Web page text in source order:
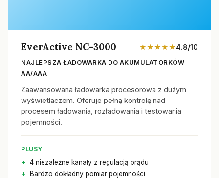
EverActive NC-3000 ★★★★★4.8/10
NAJLEPSZA ŁADOWARKA DO AKUMULATORKÓW
AA/AAA
Zaawansowana ładowarka procesorowa z dużym
wyświetlaczem. Oferuje pełną kontrolę nad
procesem ładowania, rozładowania i testowania
pojemności.
PLUSY
4 niezależne kanały z regulacją prądu
Bardzo dokładny pomiar pojemności